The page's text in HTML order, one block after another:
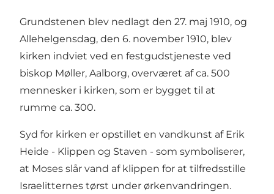
Grundstenen blev nedlagt den 27. maj 1910, og
Allehelgensdag, den 6. november 1910, blev
kirken indviet ved en festgudstjeneste ved
biskop Møller, Aalborg, overværet af ca. 500
mennesker i kirken, som er bygget til at
rumme ca. 300.
Syd for kirken er opstillet en vandkunst af Erik
Heide - Klippen og Staven - som symboliserer,
at Moses slår vand af klippen for at tilfredsstille
Israelitternes tørst under ørkenvandringen.